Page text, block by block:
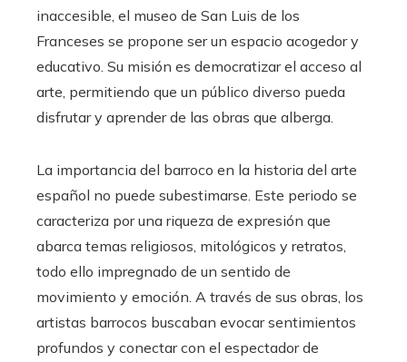
inaccesible, el museo de San Luis de los
Franceses se propone ser un espacio acogedor y
educativo. Su misión es democratizar el acceso al
arte, permitiendo que un público diverso pueda
disfrutar y aprender de las obras que alberga.
La importancia del barroco en la historia del arte
español no puede subestimarse. Este periodo se
caracteriza por una riqueza de expresión que
abarca temas religiosos, mitológicos y retratos,
todo ello impregnado de un sentido de
movimiento y emoción. A través de sus obras, los
artistas barrocos buscaban evocar sentimientos
profundos y conectar con el espectador de